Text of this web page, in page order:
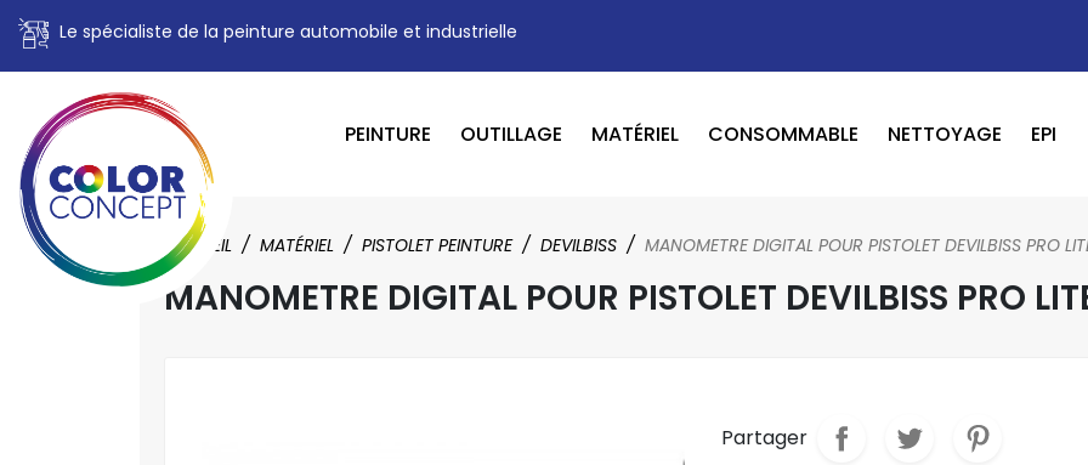
Le spécialiste de la peinture automobile et industrielle
PEINTURE OUTILLAGE MATÉRIEL CONSOMMABLE NETTOYAGE EPI
ACCUEIL MATÉRIEL PISTOLET PEINTURE DEVILBISS MANOMETRE DIGITAL POUR PISTOLET DEVILBISS PRO
MANOMETRE DIGITAL POUR PISTOLET DEVILBISS PRO
Partager